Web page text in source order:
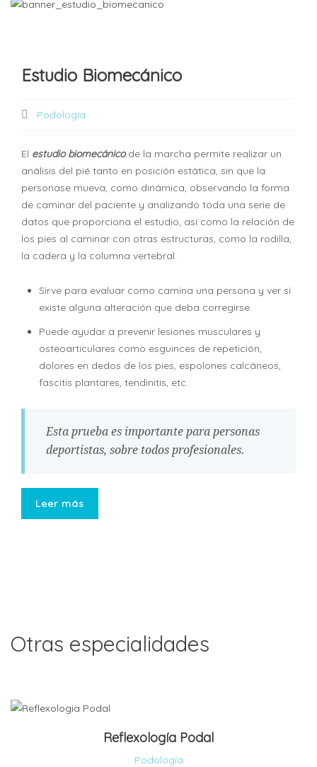
Estudio Biomecánico
Podología
El estudio biomecánicode la marcha permite realizar un
análisis del pié tanto en posición estática, sin que la
personase mueva, como dinámica, observando la forma
de caminar del paciente y analizando toda una serie de
datos que proporciona el estudio, así como la relación de
los pies al caminar con otras estructuras, como la rodilla,
la cadera y la columna vertebral.
Sirve para evaluar como camina una persona y ver si
existe alguna alteración que deba corregirse.
Puede ayudar a prevenir lesiones musculares y
osteoarticulares como esguinces de repetición,
dolores en dedos de los pies, espolones calcáneos,
fascitis plantares, tendinitis, etc.
Esta prueba es importante para personas
deportistas, sobre todos profesionales.
Leer más
Otras especialidades
Reflexología Podal
Podología